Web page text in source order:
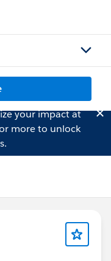
your impact at
more to unlock